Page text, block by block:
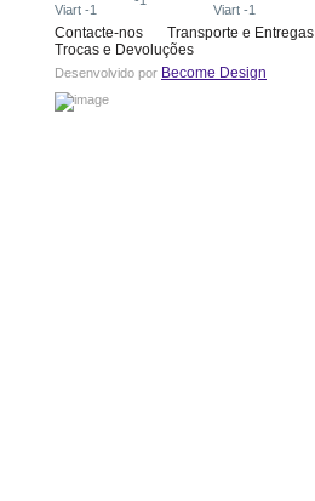
Contacte-nos Transporte e Entregas
Trocas e Devoluções
Desenvolvido por Become Design